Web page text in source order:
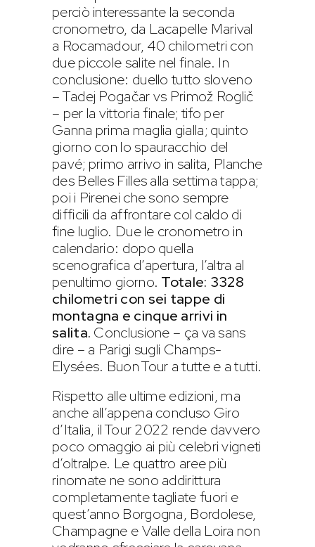
perciò interessante la seconda
cronometro, da Lacapelle Marival
a Rocamadour, 40 chilometri con
due piccole salite nel finale. In
conclusione: duello tutto sloveno
– Tadej Pogačar vs Primož Roglič
– per la vittoria finale; tifo per
Ganna prima maglia gialla; quinto
giorno con lo spauracchio del
pavé; primo arrivo in salita, Planche
des Belles Filles alla settima tappa;
poi i Pirenei che sono sempre
difficili da affrontare col caldo di
fine luglio. Due le cronometro in
calendario: dopo quella
scenografica d’apertura, l’altra al
penultimo giorno. Totale: 3328
chilometri con sei tappe di
montagna e cinque arrivi in
salita. Conclusione – ça va sans
dire – a Parigi sugli Champs-
Elysées. Buon Tour a tutte e a tutti.
Rispetto alle ultime edizioni, ma
anche all’appena concluso Giro
d’Italia, il Tour 2022 rende davvero
poco omaggio ai più celebri vigneti
d’oltralpe. Le quattro aree più
rinomate ne sono addirittura
completamente tagliate fuori e
quest’anno Borgogna, Bordolese,
Champagne e Valle della Loira non